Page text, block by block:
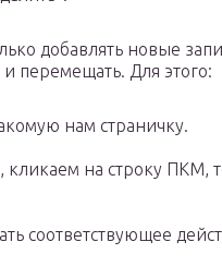
добавлять новые
перемещать. Для этого:
нам страничку.
на строку ПКМ,
соответствующее